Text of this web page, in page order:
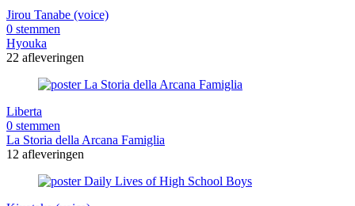
Jirou Tanabe (voice)
0 stemmen
Hyouka
22 afleveringen
Liberta
0 stemmen
La Storia della Arcana Famiglia
12 afleveringen